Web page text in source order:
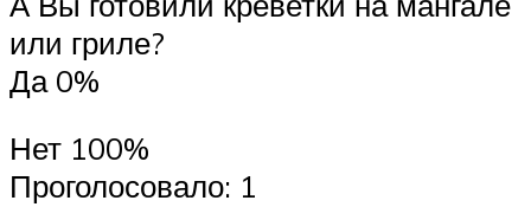
или гриле?
Да 0%
Нет 100%
Проголосовало: 1